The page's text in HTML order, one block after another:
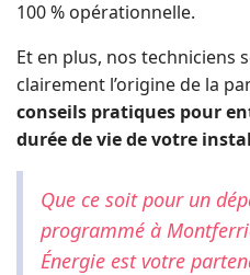
100 % opérationnelle.
Et en plus, nos techniciens
clairement l’origine de la
conseils pratiques pour
durée de vie de votre
Que ce soit pour un
programmé à
Énergie est votre